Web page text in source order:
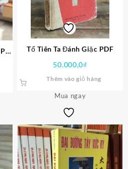
Tổ Tiên Ta Đánh Giặc PDF
50.000,0₫
Thêm vào giỏ hàng
Mua ngay